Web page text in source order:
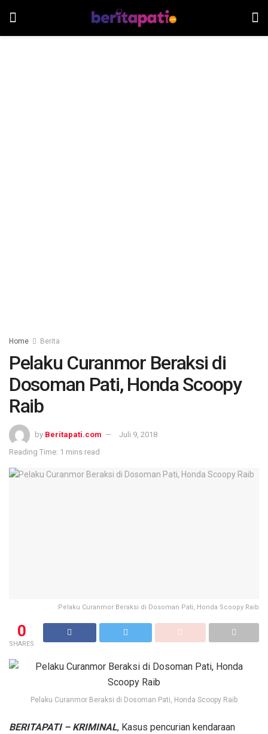
Home Berita
Pelaku Curanmor Beraksi di
Dosoman Pati, Honda Scoopy
Raib
by Beritapati.com
Juli 9, 2018
Reading Time: 1 mins read
Pelaku Curanmor Beraksi di Dosoman Pati, Honda Scoopy Raib
0
SHARES
Pelaku Curanmor Beraksi di Dosoman Pati, Honda Scoopy Raib
BERITAPATI – KRIMINAL, Kasus pencurian kendaraan